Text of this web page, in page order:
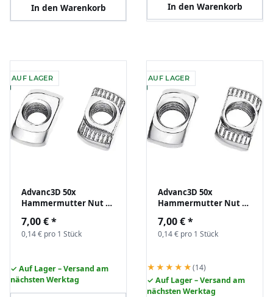
In den Warenkorb In den Warenkorb
AUF LAGER
Advanc3D 50x
Hammermutter Nut 6
Aluprofil Nutenstein
7,00 €*
0,14 € pro 1 Stück
✓ Auf Lager – Versand am
nächsten Werktag
AUF LAGER
Advanc3D 50x
Hammermutter Nut 6
Aluprofil Nutenstein
7,00 €*
0,14 € pro 1 Stück
★★★★★(14)
✓ Auf Lager – Versand am
nächsten Werktag